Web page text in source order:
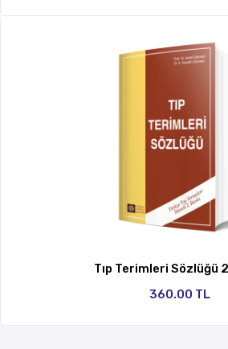
Tıp Terimleri Sözlüğü
360.00 TL